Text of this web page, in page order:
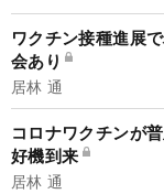
ワクチン接種進展
会あり
居林 通
コロナワクチンが
好機到来
居林 通